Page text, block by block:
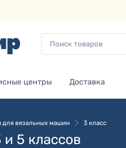
центры Доставка
для вязальных машин 3 класс
5 классов